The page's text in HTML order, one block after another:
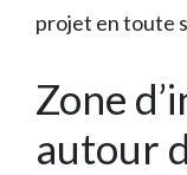
projet en toute
Zone
autour